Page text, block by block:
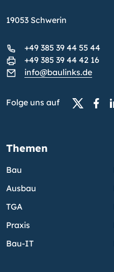
19053 Schwerin
+49 385 39 44 55 44
+49 385 39 44 42 16
info@baulinks.de
Folge uns auf
Themen
Bau
Ausbau
TGA
Praxis
Bau-IT